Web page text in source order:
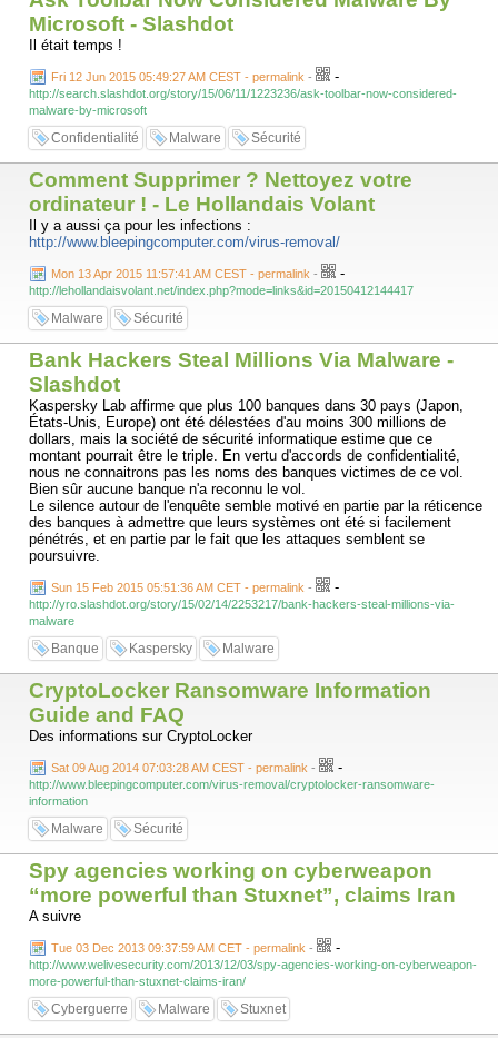
Microsoft - Slashdot
Il était temps !
Fri 12 Jun 2015 05:49:27 AM CEST - permalink - -
http://search.slashdot.org/story/15/06/11/1223236/ask-toolbar-now-considered-
malware-by-microsoft
Confidentialité Malware Sécurité
Comment Supprimer ? Nettoyez votre
ordinateur ! - Le Hollandais Volant
Il y a aussi ça pour les infections :
http://www.bleepingcomputer.com/virus-removal/
Mon 13 Apr 2015 11:57:41 AM CEST - permalink - -
http://lehollandaisvolant.net/index.php?mode=links&id=20150412144417
Malware Sécurité
Bank Hackers Steal Millions Via Malware -
Slashdot
Kaspersky Lab affirme que plus 100 banques dans 30 pays (Japon,
États-Unis, Europe) ont été délestées d'au moins 300 millions de
dollars, mais la société de sécurité informatique estime que ce
montant pourrait être le triple. En vertu d'accords de confidentialité,
nous ne connaitrons pas les noms des banques victimes de ce vol.
Bien sûr aucune banque n'a reconnu le vol.
Le silence autour de l'enquête semble motivé en partie par la réticence
des banques à admettre que leurs systèmes ont été si facilement
pénétrés, et en partie par le fait que les attaques semblent se
poursuivre.
Sun 15 Feb 2015 05:51:36 AM CET - permalink - -
http://yro.slashdot.org/story/15/02/14/2253217/bank-hackers-steal-millions-via-
malware
Banque Kaspersky Malware
CryptoLocker Ransomware Information
Guide and FAQ
Des informations sur CryptoLocker
Sat 09 Aug 2014 07:03:28 AM CEST - permalink - -
http://www.bleepingcomputer.com/virus-removal/cryptolocker-ransomware-
information
Malware Sécurité
Spy agencies working on cyberweapon
“more powerful than Stuxnet”, claims Iran
A suivre
Tue 03 Dec 2013 09:37:59 AM CET - permalink - -
http://www.welivesecurity.com/2013/12/03/spy-agencies-working-on-cyberweapon-
more-powerful-than-stuxnet-claims-iran/
Cyberguerre Malware Stuxnet